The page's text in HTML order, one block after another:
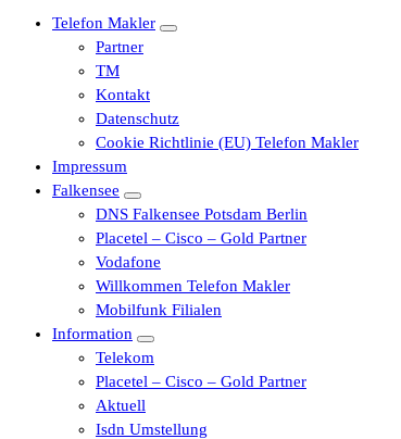
Telefon Makler
Partner
TM
Kontakt
Datenschutz
Cookie Richtlinie (EU) Telefon Makler
Impressum
Falkensee
DNS Falkensee Potsdam Berlin
Placetel – Cisco – Gold Partner
Vodafone
Willkommen Telefon Makler
Mobilfunk Filialen
Information
Telekom
Placetel – Cisco – Gold Partner
Aktuell
Isdn Umstellung